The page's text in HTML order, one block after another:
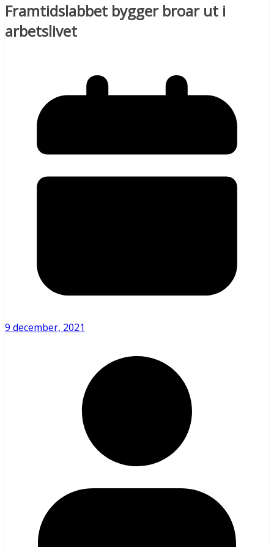
Framtidslabbet bygger broar ut i
arbetslivet
9 december, 2021